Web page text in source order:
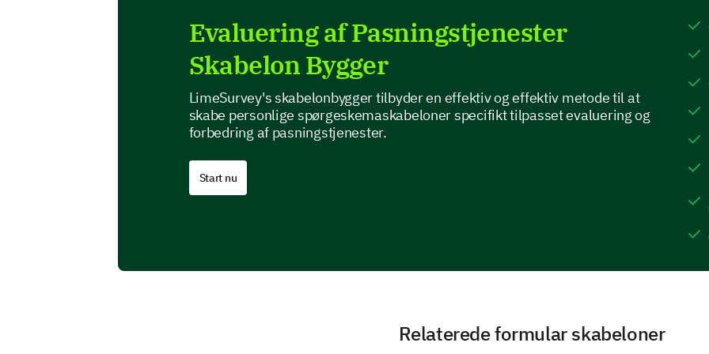
5- Very Satisfied
What aspects of your current childcare
Evaluering af Pasningstjenester
Skabelon Bygger
LimeSurvey's skabelonbygger tilbyder en effektiv og effektiv metode til at
skabe personlige spørgeskemaskabeloner specifikt tilpasset evaluering og
forbedring af pasningstjenester.
Start nu
Relaterede formular skabeloner